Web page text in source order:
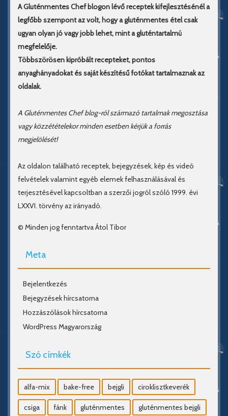
A Gluténmentes Chef blogon lévő receptek kifejlesztésénél a
legfőbb szempont az volt, hogy a gluténmentes étel csak
ugyan olyan jó vagy jobb lehet, mint a gluténtartalmú
megfelelője.
Többszörösen kipróbált recepteket, pontos
anyaghányadokat és saját készítésű fotókat tartalmaznak az
oldalak.
A Gluténmentes Chef blog-ról származó tartalmak megosztása
vagy közzétételekor minden esetben kérjük a forrás
megjelölését!
Az oldalon található receptek, bejegyzések, kép és videó
felvételek valamint egyéb elemek felhasználásával és
terjesztésével kapcsoltban a szerzői jogról szóló 1999. évi
LXXVI. törvény az irányadó.
© Minden jog fenntartva Átol Tibor
Meta
Bejelentkezés
Bejegyzések hírcsatorna
Hozzászólások hírcsatorna
WordPress Magyarország
Szó címkék
alfa-mix bake-free bejgli ciroklisztkeverék
csiga fánk gluténmentes gluténmentes bejgli